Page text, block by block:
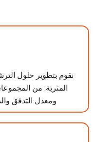
نقوم بتطوير حلول
المتربة. من
ومعدل التدفق